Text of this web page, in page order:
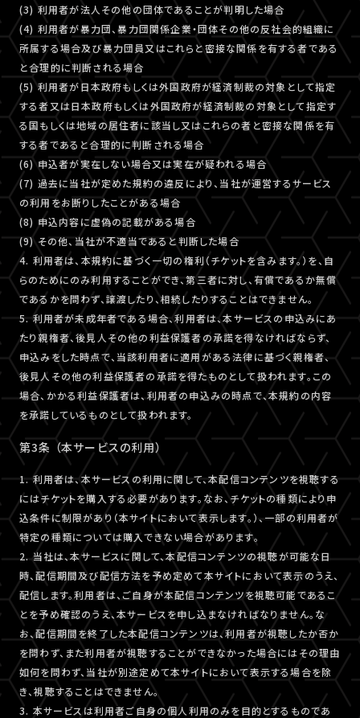
(3) 利用者が法人その他の団体であることが判明した場合
(4) 利用者が暴力団、暴力団関係企業・団体その他の反社会的組織に
所属する場合及び暴力団員又はこれらと密接な関係を有する者である
と合理的に判断される場合
(5) 利用者が日本政府もしくは外国政府が経済制裁の対象として指定
する者又は日本政府もしくは外国政府が経済制裁の対象として指定す
る国もしくは地域の居住者に該当し又はこれらの者と密接な関係を有
する者であると合理的に判断される場合
(6) 申込者が実在しない場合又は実在が疑われる場合
(7) 過去に当社が定めた規約の違反により、当社が運営するサービス
の利用をお断りしたことがある場合
(8) 申込内容に虚偽の記載がある場合
(9) その他、当社が不適当であると判断した場合
4. 利用者は、本規約に基づく一切の権利（チケットを含みます。）を、自
らのためにのみ利用することができ、第三者に対し、有償であるか無償
であるかを問わず、譲渡したり、相続したりすることはできません。
5. 利用者が未成年者である場合、利用者は、本サービスの申込みにあ
たり親権者、後見人その他の利益保護者の承諾を得なければならず、
申込みをした時点で、当該利用者に適用がある法律に基づく親権者、
後見人その他の利益保護者の承諾を得たものとして扱われます。この
場合、かかる利益保護者は、利用者の申込みの時点で、本規約の内容
を承諾しているものとして扱われます。
第3条 （本サービスの利用）
1. 利用者は、本サービスの利用に関して、本配信コンテンツを視聴する
にはチケットを購入する必要があります。なお、チケットの種類により申
込条件に制限があり（本サイトにおいて表示します。）、一部の利用者が
特定の種類については購入できない場合があります。
2. 当社は、本サービスに関して、本配信コンテンツの視聴が可能な日
時、配信期間及び配信方法を予め定めて本サイトにおいて表示のうえ、
配信します。利用者は、ご自身が本配信コンテンツを視聴可能であるこ
とを予め確認のうえ、本サービスを申し込まなければなりません。な
お、配信期間を終了した本配信コンテンツは、利用者が視聴したか否か
を問わず、また利用者が視聴することができなかった場合にはその理由
如何を問わず、当社が別途定めて本サイトにおいて表示する場合を除
き、視聴することはできません。
3. 本サービスは利用者ご自身の個人利用のみを目的とするものであ